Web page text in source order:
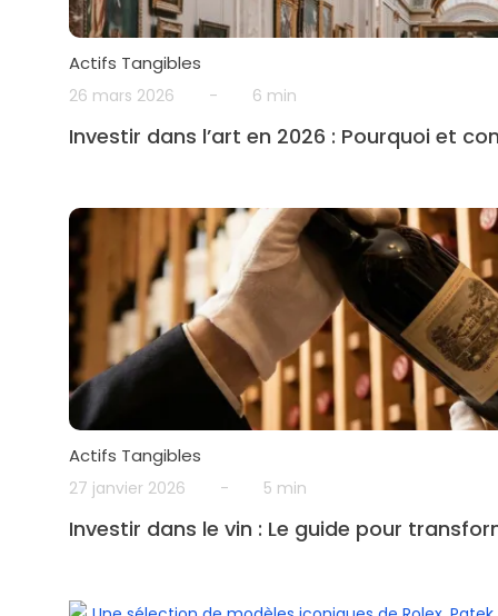
Actifs Tangibles
26 mars 2026 - 6 min
Investir dans l’art en 2026 : Pourquoi et
Actifs Tangibles
27 janvier 2026 - 5 min
Investir dans le vin : Le guide pour